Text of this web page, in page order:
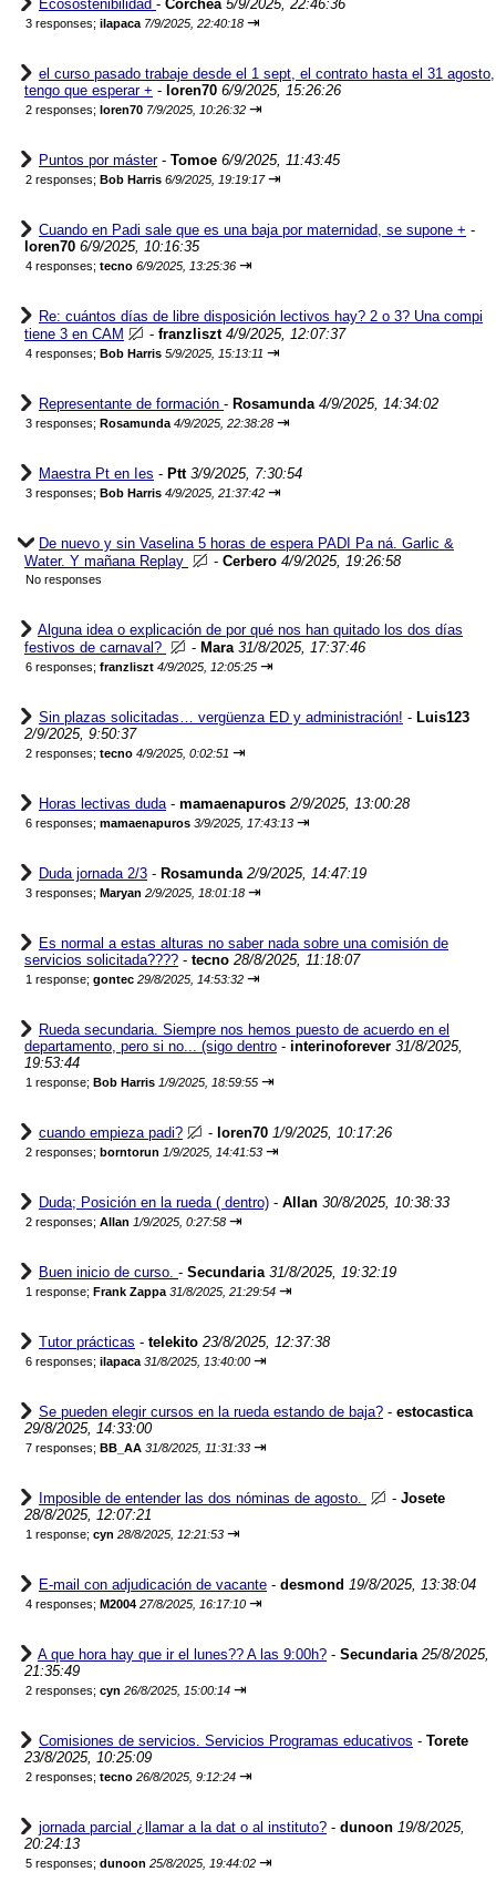
Ecosostenibilidad - Corchea 5/9/2025, 22:46:36
3 responses; ilapaca 7/9/2025, 22:40:18 ⇥
el curso pasado trabaje desde el 1 sept, el contrato hasta el 31 agosto,
tengo que esperar + - loren70 6/9/2025, 15:26:26
2 responses; loren70 7/9/2025, 10:26:32 ⇥
Puntos por máster- Tomoe 6/9/2025, 11:43:45
2 responses; Bob Harris 6/9/2025, 19:19:17 ⇥
Cuando en Padi sale que es una baja por maternidad, se supone + -
loren70 6/9/2025, 10:16:35
4 responses; tecno 6/9/2025, 13:25:36 ⇥
Re: cuántos días de libre disposición lectivos hay? 2 o 3? Una compi
tiene 3 en CAM
- franzliszt 4/9/2025, 12:07:37
4 responses; Bob Harris 5/9/2025, 15:13:11 ⇥
Representante de formación - Rosamunda 4/9/2025, 14:34:02
3 responses; Rosamunda 4/9/2025, 22:38:28 ⇥
Maestra Pt en Ies - Ptt 3/9/2025, 7:30:54
3 responses; Bob Harris 4/9/2025, 21:37:42 ⇥
De nuevo y sin Vaselina 5 horas de espera PADI Pa ná. Garlic &
Water. Y mañana Replay
- Cerbero 4/9/2025, 19:26:58
No responses
Alguna idea o explicación de por qué nos han quitado los dos días
festivos de carnaval?
- Mara 31/8/2025, 17:37:46
6 responses; franzliszt 4/9/2025, 12:05:25 ⇥
Sin plazas solicitadas… vergüenza ED y administración! - Luis123
2/9/2025, 9:50:37
2 responses; tecno 4/9/2025, 0:02:51 ⇥
Horas lectivas duda- mamaenapuros 2/9/2025, 13:00:28
6 responses; mamaenapuros 3/9/2025, 17:43:13 ⇥
Duda jornada 2/3 - Rosamunda 2/9/2025, 14:47:19
3 responses; Maryan 2/9/2025, 18:01:18 ⇥
Es normal a estas alturas no saber nada sobre una comisión de
servicios solicitada???? - tecno 28/8/2025, 11:18:07
1 response; gontec 29/8/2025, 14:53:32 ⇥
Rueda secundaria. Siempre nos hemos puesto de acuerdo en el
departamento, pero si no... (sigo dentro - interinoforever 31/8/2025,
19:53:44
1 response; Bob Harris 1/9/2025, 18:59:55 ⇥
cuando empieza padi? - loren70 1/9/2025, 10:17:26
2 responses; borntorun 1/9/2025, 14:41:53 ⇥
Duda; Posición en la rueda ( dentro) - Allan 30/8/2025, 10:38:33
2 responses; Allan 1/9/2025, 0:27:58 ⇥
Buen inicio de curso. - Secundaria 31/8/2025, 19:32:19
1 response; Frank Zappa 31/8/2025, 21:29:54 ⇥
Tutor prácticas - telekito 23/8/2025, 12:37:38
6 responses; ilapaca 31/8/2025, 13:40:00 ⇥
Se pueden elegir cursos en la rueda estando de baja? - estocastica
29/8/2025, 14:33:00
7 responses; BB_AA 31/8/2025, 11:31:33 ⇥
Imposible de entender las dos nóminas de agosto. - Josete
28/8/2025, 12:07:21
1 response; cyn 28/8/2025, 12:21:53 ⇥
E-mail con adjudicación de vacante - desmond 19/8/2025, 13:38:04
4 responses; M2004 27/8/2025, 16:17:10 ⇥
A que hora hay que ir el lunes?? A las 9:00h? - Secundaria 25/8/2025,
21:35:49
2 responses; cyn 26/8/2025, 15:00:14 ⇥
Comisiones de servicios. Servicios Programas educativos - Torete
23/8/2025, 10:25:09
2 responses; tecno 26/8/2025, 9:12:24 ⇥
jornada parcial ¿llamar a la dat o al instituto? - dunoon 19/8/2025,
20:24:13
5 responses; dunoon 25/8/2025, 19:44:02 ⇥